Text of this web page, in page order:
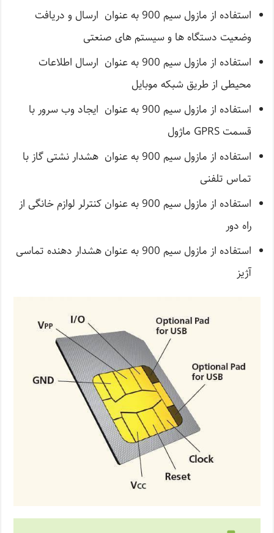
استفاده از مازول سیم 900 به عنوان ارسال و دریافت
وضعیت دستگاه ها و سیستم های صنعتی
استفاده از مازول سیم 900 به عنوان ارسال اطلاعات
محیطی از طریق شبکه موبایل
استفاده از مازول سیم 900 به عنوان ایجاد وب سرور با
قسمت GPRS ماژول
استفاده از مازول سیم 900 به عنوان هشدار نشتی گاز با
تماس تلفنی
استفاده از مازول سیم 900 به عنوان کنترلر لوازم خانگی از
راه دور
استفاده از مازول سیم 900 به عنوان هشدار دهنده تماسی
آژیز